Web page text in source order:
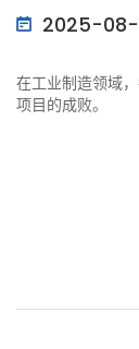
2025-
在工业制造领域
项目的成败。